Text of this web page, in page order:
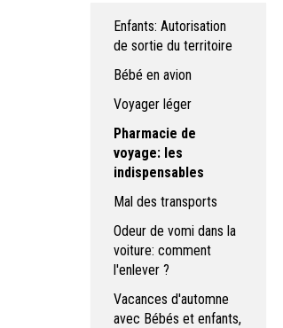
Enfants: Autorisation
de sortie du territoire
Bébé en avion
Voyager léger
Pharmacie de
voyage: les
indispensables
Mal des transports
Odeur de vomi dans la
voiture: comment
l'enlever ?
Vacances d'automne
avec Bébés et enfants,